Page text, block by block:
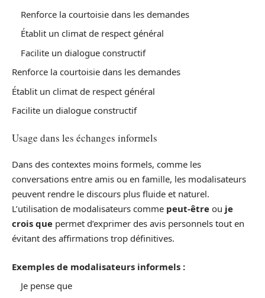
Renforce la courtoisie dans les demandes
Établit un climat de respect général
Facilite un dialogue constructif
Renforce la courtoisie dans les demandes
Établit un climat de respect général
Facilite un dialogue constructif
Usage dans les échanges informels
Dans des contextes moins formels, comme les
conversations entre amis ou en famille, les modalisateurs
peuvent rendre le discours plus fluide et naturel.
L’utilisation de modalisateurs comme peut-être ou je
crois que permet d’exprimer des avis personnels tout en
évitant des affirmations trop définitives.
Exemples de modalisateurs informels :
Je pense que